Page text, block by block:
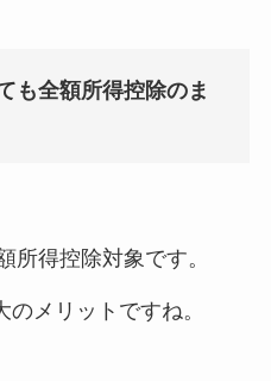
も全額所得控除のま
所得控除対象です。
メリットですね。